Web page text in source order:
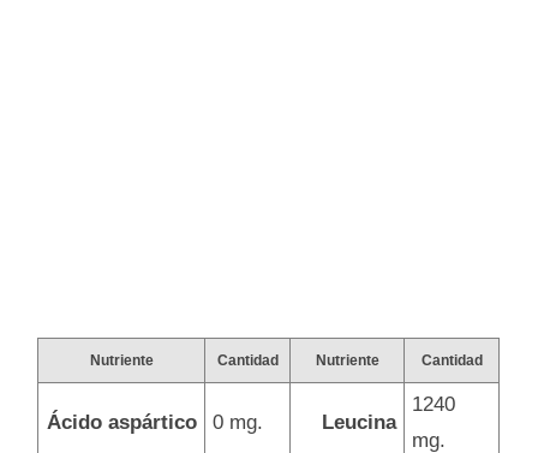
Nutriente Cantidad Nutriente Cantidad
Ácido aspártico 0 mg. Leucina
1240
mg.